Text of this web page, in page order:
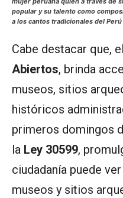
popular y su talento como
a los cantos tradicionales del Perú
Cabe destacar que,
Abiertos, brinda
museos, sitios
históricos
primeros domingos
la Ley 30599,
ciudadanía puede
museos y sitios